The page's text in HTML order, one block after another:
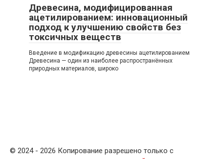
Древесина, модифицированная
ацетилированием: инновационный
подход к улучшению свойств без
токсичных веществ
Введение в модификацию древесины ацетилированием
Древесина — один из наиболее распространённых
природных материалов, широко
© 2024 - 2026 Копирование разрешено только с